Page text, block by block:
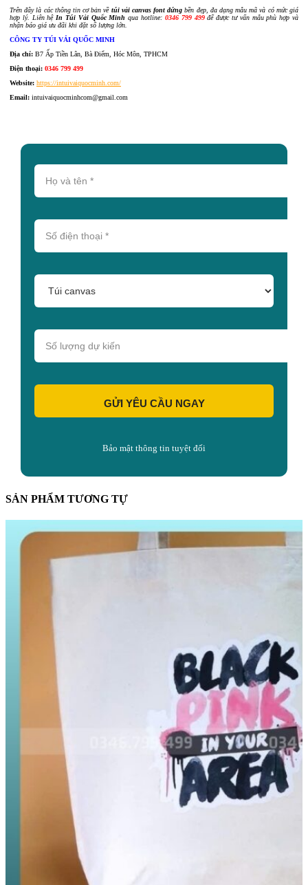
Trên đây là các thông tin cơ bản về túi vải canvas font đứng bền đẹp, đa dạng mẫu mã và có mức giá
hợp lý. Liên hệ In Túi Vải Quốc Minh qua hotline: 0346 799 499để được tư vấn mẫu phù hợp và
nhận báo giá ưu đãi khi đặt số lượng lớn.
CÔNG TY TÚI VẢI QUỐC MINH
Địa chỉ: B7 Ấp Tiền Lân, Bà Điểm, Hóc Môn, TPHCM
Điện thoại: 0346 799 499
Website: https://intuivaiquocminh.com/
Email: intuivaiquocminhcom@gmail.com
GỬI YÊU CẦU NGAY
Bảo mật thông tin tuyệt đối
SẢN PHẨM TƯƠNG TỰ